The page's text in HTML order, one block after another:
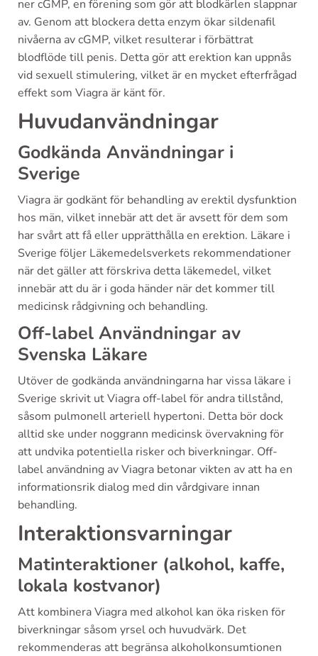
ner cGMP, en förening som gör att blodkärlen slappnar
av. Genom att blockera detta enzym ökar sildenafil
nivåerna av cGMP, vilket resulterar i förbättrat
blodflöde till penis. Detta gör att erektion kan uppnås
vid sexuell stimulering, vilket är en mycket efterfrågad
effekt som Viagra är känt för.
Huvudanvändningar
Godkända Användningar i
Sverige
Viagra är godkänt för behandling av erektil dysfunktion
hos män, vilket innebär att det är avsett för dem som
har svårt att få eller upprätthålla en erektion. Läkare i
Sverige följer Läkemedelsverkets rekommendationer
när det gäller att förskriva detta läkemedel, vilket
innebär att du är i goda händer när det kommer till
medicinsk rådgivning och behandling.
Off-label Användningar av
Svenska Läkare
Utöver de godkända användningarna har vissa läkare i
Sverige skrivit ut Viagra off-label för andra tillstånd,
såsom pulmonell arteriell hypertoni. Detta bör dock
alltid ske under noggrann medicinsk övervakning för
att undvika potentiella risker och biverkningar. Off-
label användning av Viagra betonar vikten av att ha en
informationsrik dialog med din vårdgivare innan
behandling.
Interaktionsvarningar
Matinteraktioner (alkohol, kaffe,
lokala kostvanor)
Att kombinera Viagra med alkohol kan öka risken för
biverkningar såsom yrsel och huvudvärk. Det
rekommenderas att begränsa alkoholkonsumtionen